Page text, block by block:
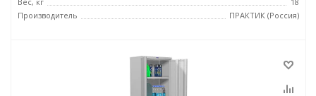
Производитель
ПРАКТИК (Россия)